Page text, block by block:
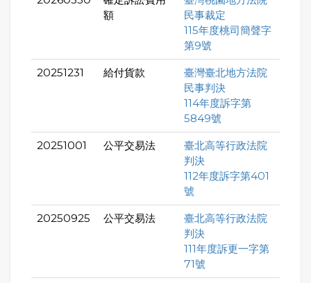
額
民事裁定
115年度桃司簡聲字
第9號
20251231 給付貨款
臺灣臺北地方法院
民事判決
114年度訴字第
5849號
20251001 公平交易法
臺北高等行政法院
判決
112年度訴字第401
號
20250925 公平交易法
臺北高等行政法院
判決
111年度訴更一字第
71號